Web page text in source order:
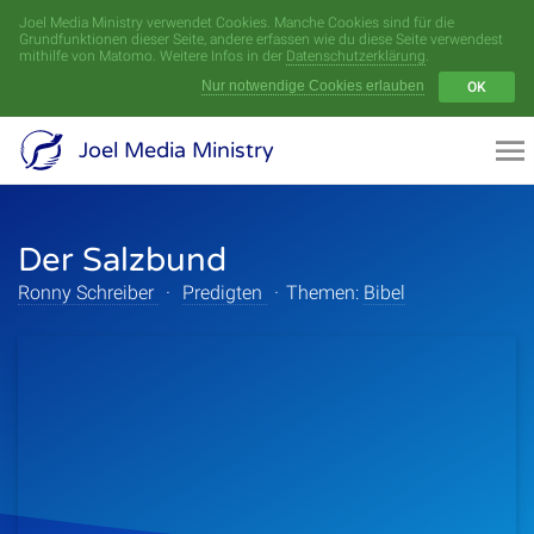
Joel Media Ministry verwendet Cookies. Manche Cookies sind für die
Grundfunktionen dieser Seite, andere erfassen wie du diese Seite verwendest
mithilfe von Matomo. Weitere Infos in der Datenschutzerklärung.
Nur notwendige Cookies erlauben
OK
Joel Media Ministry
Der Salzbund
Ronny Schreiber · Predigten · Themen: Bibel
Menü
Videoarchiv
Sprecher